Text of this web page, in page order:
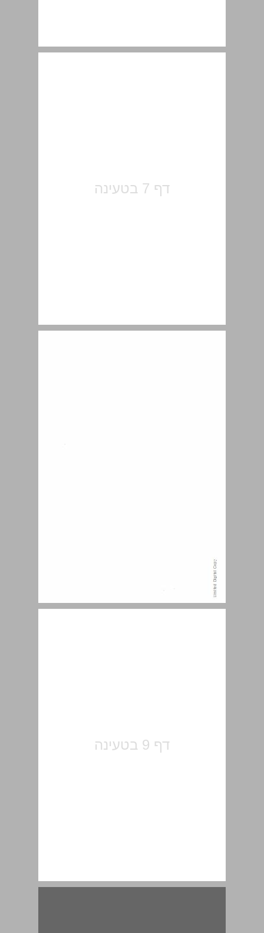
סעיף 2. שיטות למציאת סכום של טור ... 13